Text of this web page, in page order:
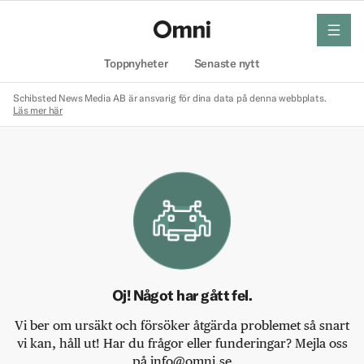
Toppnyheter Senaste nytt
meny
Schibsted News Media AB är ansvarig för dina data på denna webbplats.
Läs mer här
Oj! Något har gått fel.
Vi ber om ursäkt och försöker åtgärda problemet så snart
vi kan, håll ut! Har du frågor eller funderingar? Mejla oss